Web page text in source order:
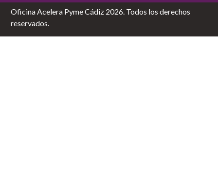
Oficina Acelera Pyme Cádiz 2026. Todos los derechos
reservados.